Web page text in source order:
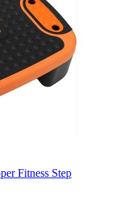
Fitness Step